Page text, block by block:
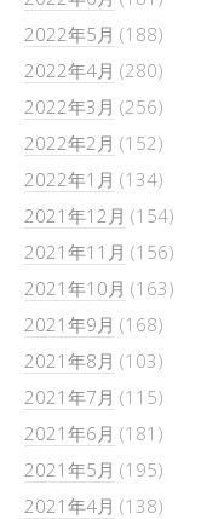
2022年5月 (188)
2022年4月 (280)
2022年3月 (256)
2022年2月 (152)
2022年1月 (134)
2021年12月 (154)
2021年11月 (156)
2021年10月 (163)
2021年9月 (168)
2021年8月 (103)
2021年7月 (115)
2021年6月 (181)
2021年5月 (195)
2021年4月 (138)